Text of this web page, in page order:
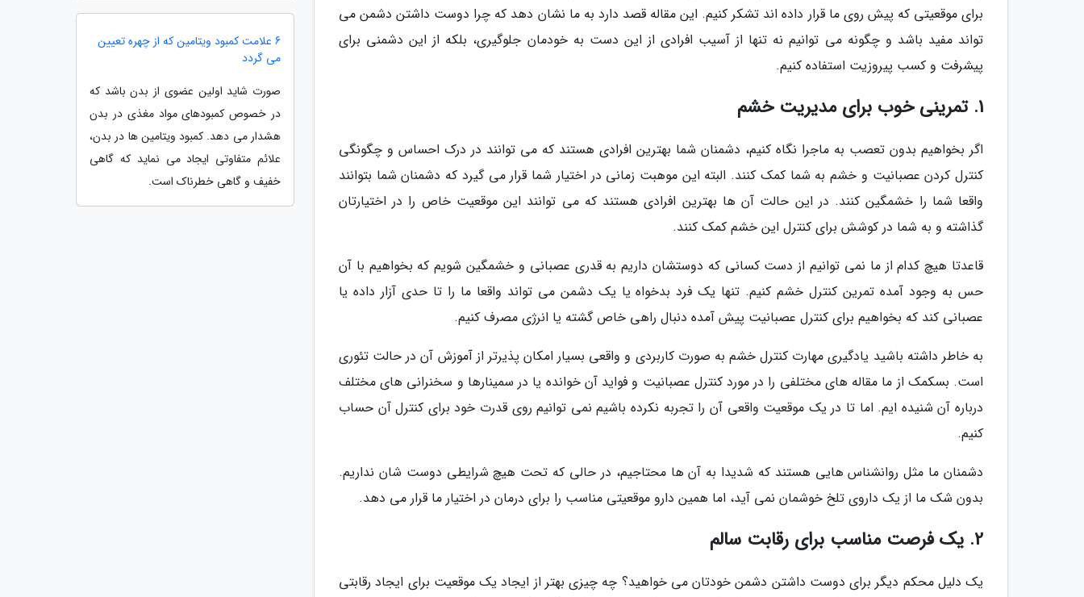
برای موقعیتی که پیش روی ما قرار داده اند تشکر کنیم. این مقاله قصد دارد به ما نشان دهد که چرا دوست داشتن دشمن می
تواند مفید باشد و چگونه می توانیم نه تنها از آسیب افرادی از این دست به خودمان جلوگیری، بلکه از این دشمنی برای
پیشرفت و کسب پیروزیت استفاده کنیم.
1. تمرینی خوب برای مدیریت خشم
اگر بخواهیم بدون تعصب به ماجرا نگاه کنیم، دشمنان شما بهترین افرادی هستند که می توانند در درک احساس و چگونگی
کنترل کردن عصبانیت و خشم به شما کمک کنند. البته این موهبت زمانی در اختیار شما قرار می گیرد که دشمنان شما بتوانند
واقعا شما را خشمگین کنند. در این حالت آن ها بهترین افرادی هستند که می توانند این موقعیت خاص را در اختیارتان
گذاشته و به شما در کوشش برای کنترل این خشم کمک کنند.
قاعدتا هیچ کدام از ما نمی توانیم از دست کسانی که دوستشان داریم به قدری عصبانی و خشمگین شویم که بخواهیم با آن
حس به وجود آمده تمرین کنترل خشم کنیم. تنها یک فرد بدخواه یا یک دشمن می تواند واقعا ما را تا حدی آزار داده یا
عصبانی کند که بخواهیم برای کنترل عصبانیت پیش آمده دنبال راهی خاص گشته یا انرژی مصرف کنیم.
به خاطر داشته باشید یادگیری مهارت کنترل خشم به صورت کاربردی و واقعی بسیار امکان پذیرتر از آموزش آن در حالت تئوری
است. بسکمک از ما مقاله های مختلفی را در مورد کنترل عصبانیت و فواید آن خوانده یا در سمینارها و سخنرانی های مختلف
درباره آن شنیده ایم. اما تا در یک موقعیت واقعی آن را تجربه نکرده باشیم نمی توانیم روی قدرت خود برای کنترل آن حساب
کنیم.
دشمنان ما مثل روانشناس هایی هستند که شدیدا به آن ها محتاجیم، در حالی که تحت هیچ شرایطی دوست شان نداریم.
بدون شک ما از یک داروی تلخ خوشمان نمی آید، اما همین دارو موقعیتی مناسب را برای درمان در اختیار ما قرار می دهد.
2. یک فرصت مناسب برای رقابت سالم
یک دلیل محکم دیگر برای دوست داشتن دشمن خودتان می خواهید؟ چه چیزی بهتر از ایجاد یک موقعیت برای ایجاد رقابتی
6 علامت کمبود ویتامین که از چهره تعیین
می گردد
صورت شاید اولین عضوی از بدن باشد که
در خصوص کمبودهای مواد مغذی در بدن
هشدار می دهد. کمبود ویتامین ها در بدن،
علائم متفاوتی ایجاد می نماید که گاهی
خفیف و گاهی خطرناک است.